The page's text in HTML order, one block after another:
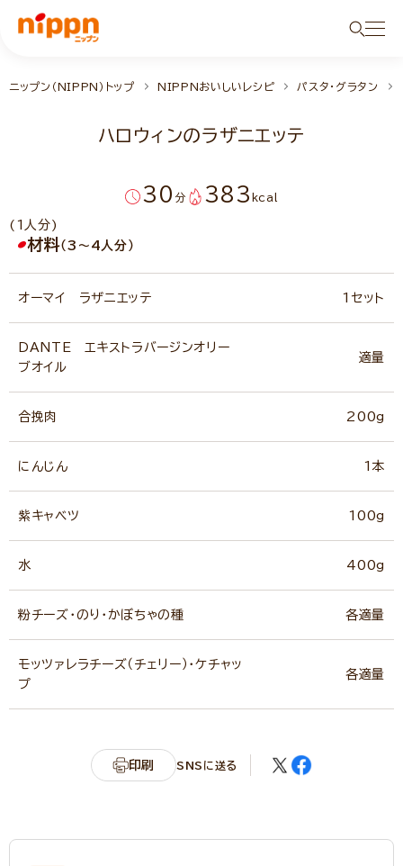
ニップン（NIPPN）トップ NIPPNおいしいレシピ パスタ・グラタン
ハロウィンのラザニエッテ
30 分 383 kcal
(1人分)
材料（3～4人分）
オーマイ ラザニエッテ 1セット
DANTE エキストラバージンオリー
ブオイル
適量
合挽肉 200g
にんじん 1本
紫キャベツ 100g
水 400g
粉チーズ・のり・かぼちゃの種 各適量
モッツァレラチーズ（チェリー）・ケチャッ
プ
各適量
印刷 SNSに送る